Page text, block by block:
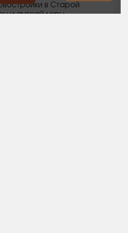
в Старой
и аутсайдеры